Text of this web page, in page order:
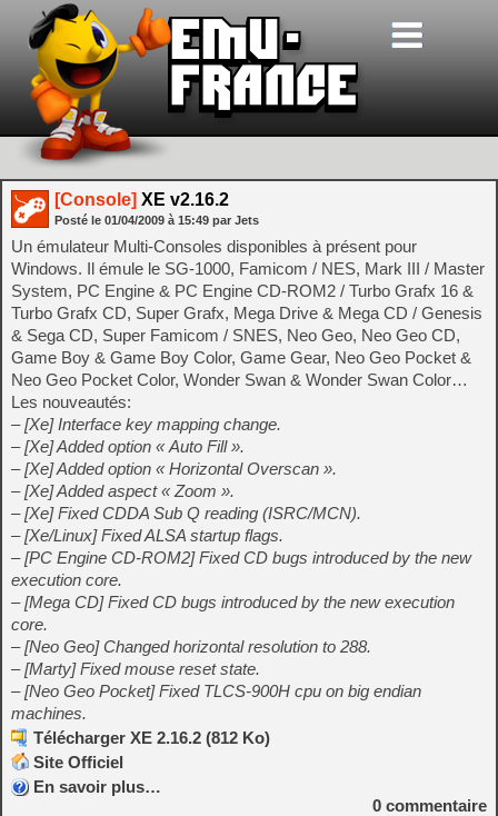
[Console] XE v2.16.2
Posté le 01/04/2009 à 15:49 par Jets
Un émulateur Multi-Consoles disponibles à présent pour
Windows. Il émule le SG-1000, Famicom / NES, Mark III / Master
System, PC Engine & PC Engine CD-ROM2 / Turbo Grafx 16 &
Turbo Grafx CD, Super Grafx, Mega Drive & Mega CD / Genesis
& Sega CD, Super Famicom / SNES, Neo Geo, Neo Geo CD,
Game Boy & Game Boy Color, Game Gear, Neo Geo Pocket &
Neo Geo Pocket Color, Wonder Swan & Wonder Swan Color…
Les nouveautés:
– [Xe] Interface key mapping change.
– [Xe] Added option « Auto Fill ».
– [Xe] Added option « Horizontal Overscan ».
– [Xe] Added aspect « Zoom ».
– [Xe] Fixed CDDA Sub Q reading (ISRC/MCN).
– [Xe/Linux] Fixed ALSA startup flags.
– [PC Engine CD-ROM2] Fixed CD bugs introduced by the new
execution core.
– [Mega CD] Fixed CD bugs introduced by the new execution
core.
– [Neo Geo] Changed horizontal resolution to 288.
– [Marty] Fixed mouse reset state.
– [Neo Geo Pocket] Fixed TLCS-900H cpu on big endian
machines.
Télécharger XE 2.16.2 (812 Ko)
Site Officiel
En savoir plus…
0 commentaire